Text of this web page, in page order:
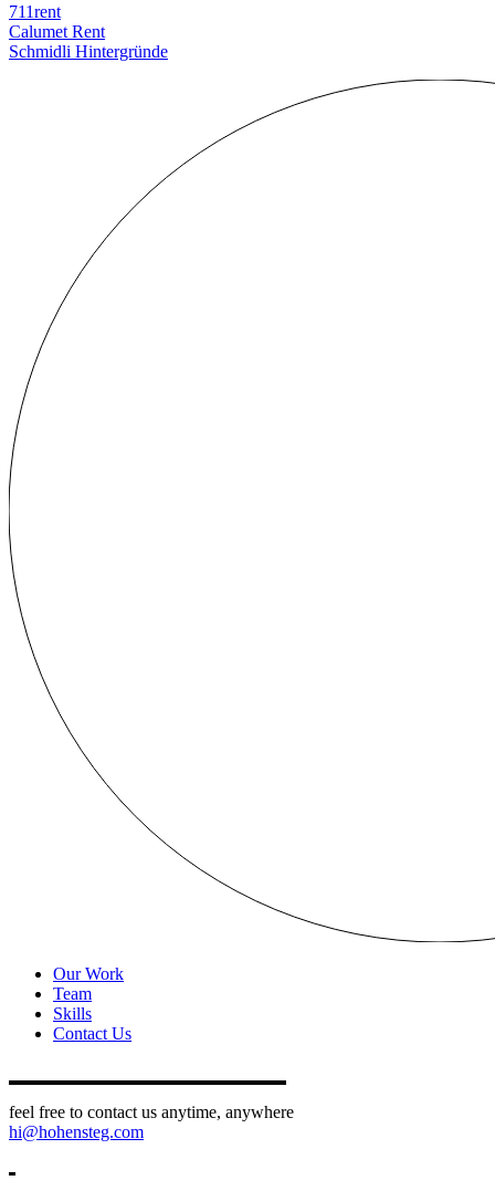
711rent
Calumet Rent
Schmidli Hintergründe
Our Work
Team
Skills
Contact Us
feel free to contact us anytime, anywhere
hi@hohensteg.com